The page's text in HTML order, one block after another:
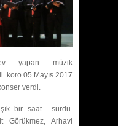
yapan müzik
koro 05.Mayıs 2017
verdi.
bir saat sürdü.
Görükmez, Arhavi